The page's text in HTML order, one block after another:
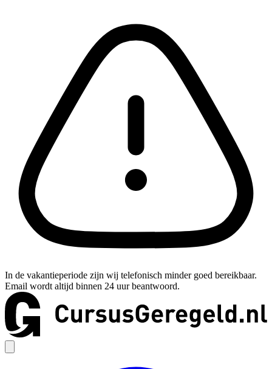
In de vakantieperiode zijn wij telefonisch minder goed bereikbaar.
Email wordt altijd binnen 24 uur beantwoord.